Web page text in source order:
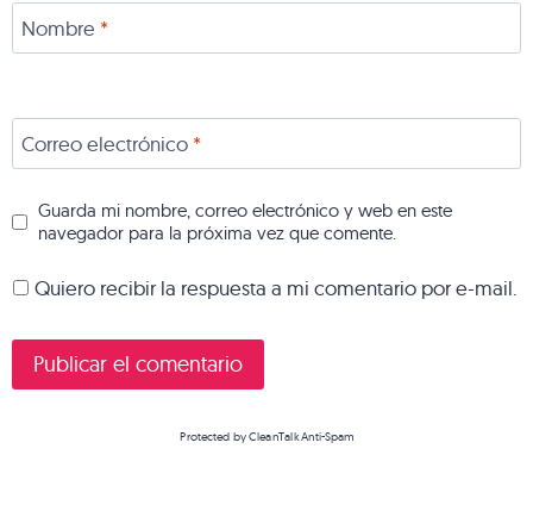
Nombre *
Correo electrónico *
Guarda mi nombre, correo electrónico y web en este
navegador para la próxima vez que comente.
Quiero recibir la respuesta a mi comentario por e-mail.
Protected byCleanTalk Anti-Spam